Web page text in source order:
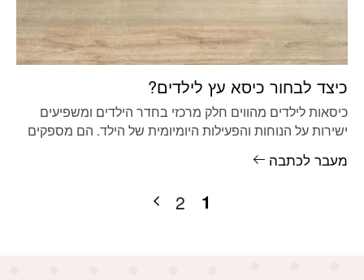
כיצד לבחור כיסא עץ לילדים?
כיסאות לילדים מהווים חלק מרכזי בחדר הילדים ומשפיעים
ישירות על הנוחות והפעילות היומיומית של הילד. הם מספקים
מעבר לכתבה
1
2